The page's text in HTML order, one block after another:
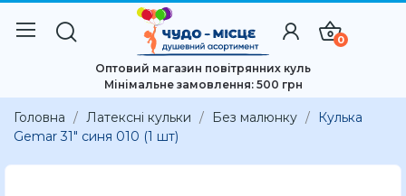
0
Оптовий магазин повітрянних куль
Мінімальне замовлення: 500 грн
Головна Латексні кульки Без малюнку
Кулька
Gemar 31" синя 010 (1 шт)